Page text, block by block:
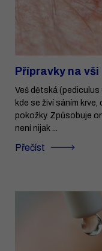
Přípravky na vši
Veš dětská (pediculus
kde se živí sáním
pokožky. Způsobuje
není nijak ...
Přečíst